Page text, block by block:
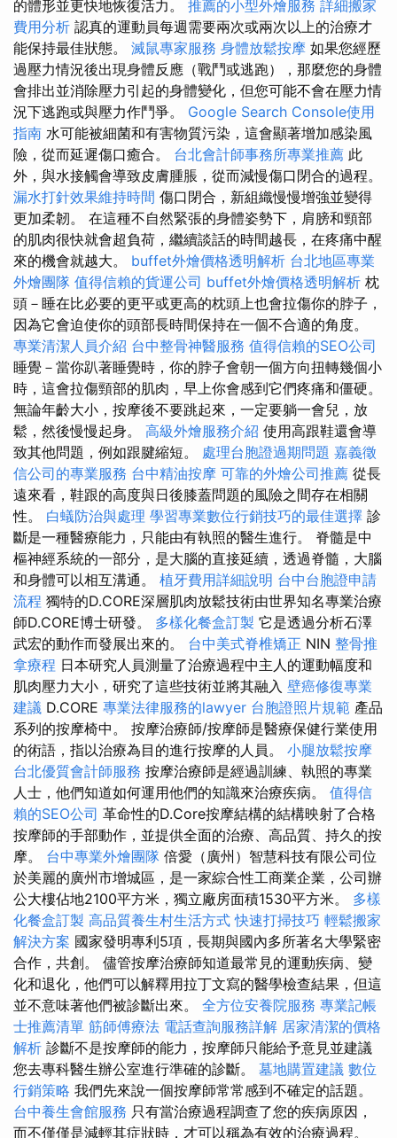
的體形並更快地恢復活力。 推薦的小型外燴服務 詳細搬家
費用分析 認真的運動員每週需要兩次或兩次以上的治療才
能保持最佳狀態。 滅鼠專家服務 身體放鬆按摩 如果您經歷
過壓力情況後出現身體反應（戰鬥或逃跑），那麼您的身體
會排出並消除壓力引起的身體變化，但您可能不會在壓力情
況下逃跑或與壓力作鬥爭。 Google Search Console使用
指南 水可能被細菌和有害物質污染，這會顯著增加感染風
險，從而延遲傷口癒合。 台北會計師事務所專業推薦 此
外，與水接觸會導致皮膚腫脹，從而減慢傷口閉合的過程。
漏水打針效果維持時間 傷口閉合，新組織慢慢增強並變得
更加柔韌。 在這種不自然緊張的身體姿勢下，肩膀和頸部
的肌肉很快就會超負荷，繼續談話的時間越長，在疼痛中醒
來的機會就越大。 buffet外燴價格透明解析 台北地區專業
外燴團隊 值得信賴的貨運公司 buffet外燴價格透明解析 枕
頭－睡在比必要的更平或更高的枕頭上也會拉傷你的脖子，
因為它會迫使你的頭部長時間保持在一個不合適的角度。
專業清潔人員介紹 台中整骨神醫服務 值得信賴的SEO公司
睡覺－當你趴著睡覺時，你的脖子會朝一個方向扭轉幾個小
時，這會拉傷頸部的肌肉，早上你會感到它們疼痛和僵硬。
無論年齡大小，按摩後不要跳起來，一定要躺一會兒，放
鬆，然後慢慢起身。 高級外燴服務介紹 使用高跟鞋還會導
致其他問題，例如跟腱縮短。 處理台胞證過期問題 嘉義徵
信公司的專業服務 台中精油按摩 可靠的外燴公司推薦 從長
遠來看，鞋跟的高度與日後膝蓋問題的風險之間存在相關
性。 白蟻防治與處理 學習專業數位行銷技巧的最佳選擇 診
斷是一種醫療能力，只能由有執照的醫生進行。 脊髓是中
樞神經系統的一部分，是大腦的直接延續，透過脊髓，大腦
和身體可以相互溝通。 植牙費用詳細說明 台中台胞證申請
流程 獨特的D.CORE深層肌肉放鬆技術由世界知名專業治療
師D.CORE博士研發。 多樣化餐盒訂製 它是透過分析石澤
武宏的動作而發展出來的。 台中美式脊椎矯正 NIN 整骨推
拿療程 日本研究人員測量了治療過程中主人的運動幅度和
肌肉壓力大小，研究了這些技術並將其融入 壁癌修復專業
建議 D.CORE 專業法律服務的lawyer 台胞證照片規範 產品
系列的按摩椅中。 按摩治療師/按摩師是醫療保健行業使用
的術語，指以治療為目的進行按摩的人員。 小腿放鬆按摩
台北優質會計師服務 按摩治療師是經過訓練、執照的專業
人士，他們知道如何運用他們的知識來治療疾病。 值得信
賴的SEO公司 革命性的D.Core按摩結構的結構映射了合格
按摩師的手部動作，並提供全面的治療、高品質、持久的按
摩。 台中專業外燴團隊 倍愛（廣州）智慧科技有限公司位
於美麗的廣州市增城區，是一家綜合性工商業企業，公司辦
公大樓佔地2100平方米，獨立廠房面積1530平方米。 多樣
化餐盒訂製 高品質養生村生活方式 快速打掃技巧 輕鬆搬家
解決方案 國家發明專利5項，長期與國內多所著名大學緊密
合作，共創。 儘管按摩治療師知道最常見的運動疾病、變
化和退化，他們可以解釋用拉丁文寫的醫學檢查結果，但這
並不意味著他們被診斷出來。 全方位安養院服務 專業記帳
士推薦清單 筋師傅療法 電話查詢服務詳解 居家清潔的價格
解析 診斷不是按摩師的能力，按摩師只能給予意見並建議
您去專科醫生辦公室進行準確的診斷。 墓地購置建議 數位
行銷策略 我們先來說一個按摩師常常感到不確定的話題。
台中養生會館服務 只有當治療過程調查了您的疾病原因，
而不僅僅是減輕其症狀時，才可以稱為有效的治療過程。